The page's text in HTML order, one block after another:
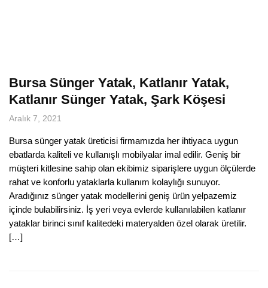
Bursa Sünger Yatak, Katlanır Yatak,
Katlanır Sünger Yatak, Şark Köşesi
Aralık 7, 2021
Bursa sünger yatak üreticisi firmamızda her ihtiyaca uygun
ebatlarda kaliteli ve kullanışlı mobilyalar imal edilir. Geniş bir
müşteri kitlesine sahip olan ekibimiz siparişlere uygun ölçülerde
rahat ve konforlu yataklarla kullanım kolaylığı sunuyor.
Aradığınız sünger yatak modellerini geniş ürün yelpazemiz
içinde bulabilirsiniz. İş yeri veya evlerde kullanılabilen katlanır
yataklar birinci sınıf kalitedeki materyalden özel olarak üretilir.
[…]